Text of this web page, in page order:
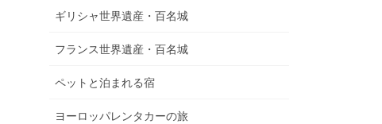
ギリシャ世界遺産・百名城
フランス世界遺産・百名城
ペットと泊まれる宿
ヨーロッパレンタカーの旅